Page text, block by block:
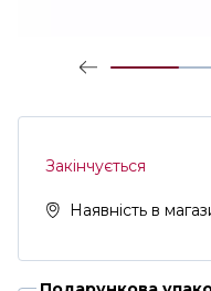
Закінчується
Наявність в